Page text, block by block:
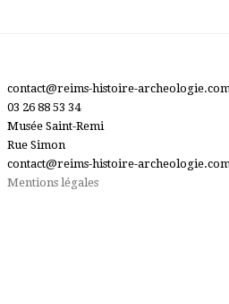
contact@reims-histoire-
03 26 88 53 34
Musée Saint-Remi
Rue Simon
contact@reims-histoire-
Mentions légales